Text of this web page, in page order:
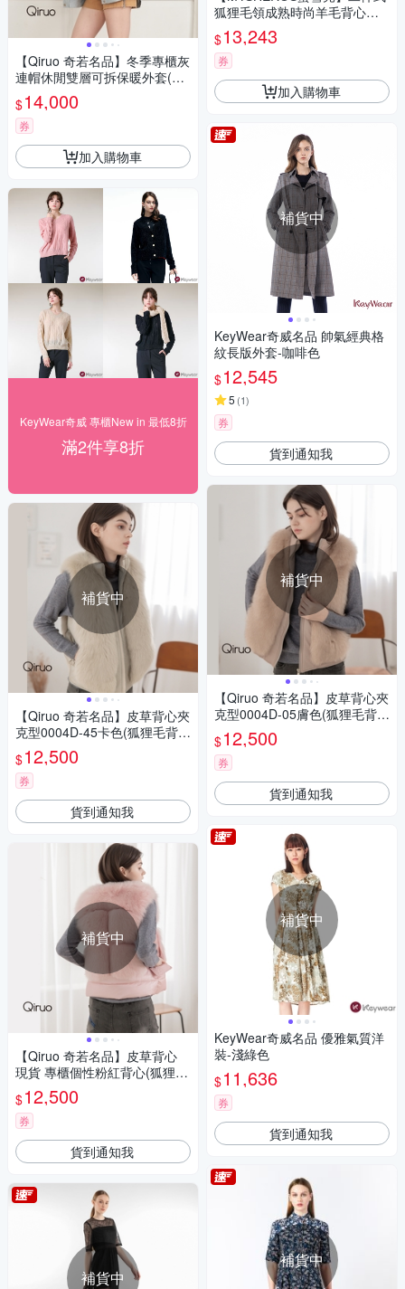
【Qiruo 奇若名品】冬季專櫃灰
連帽休閒雙層可拆保暖外套(領
口狐狸毛 內裡兔毛禦寒雙層外
套6360E)
$14,000
券
加入購物車
KeyWear奇威 專櫃New in 最低8折
滿2件享8折
補貨中
【Qiruo 奇若名品】皮草背心夾
克型0004D-45卡色(狐狸毛背心
華麗夾克)
$12,500
券
貨到通知我
補貨中
【Qiruo 奇若名品】皮草背心
現貨 專櫃個性粉紅背心(狐狸毛
高檔質感柔美華麗0005D-15)
$12,500
券
貨到通知我
補貨中
狐狸毛領成熟時尚羊毛背心漸
變色抓皺絎縫外套-墨綠
$13,243
券
加入購物車
補貨中
KeyWear奇威名品 帥氣經典格
紋長版外套-咖啡色
$12,545
5 (1)
券
貨到通知我
補貨中
【Qiruo 奇若名品】皮草背心夾
克型0004D-05膚色(狐狸毛背心
華麗夾克)
$12,500
券
貨到通知我
補貨中
KeyWear奇威名品 優雅氣質洋
裝-淺綠色
$11,636
券
貨到通知我
補貨中